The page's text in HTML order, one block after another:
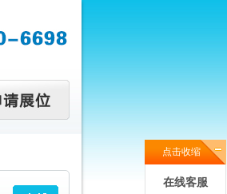
点击收缩
在线客服